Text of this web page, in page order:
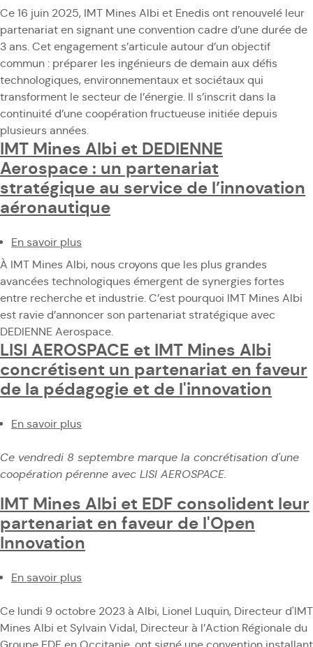
de
demain
avec
les
entreprises
d’aujourd’hui
IMT
Mines
Albi
et
Enedis
renouvellent
collaboration
pour
contribuer
à
la
formation
d’un
monde
durable
Ce 16 juin 2025, IMT Mines Albi et Enedis ont renouvelé leur
partenariat en signant une convention cadre d’une durée de
3 ans. Cet engagement s’articule autour d’un objectif
commun : préparer les ingénieurs de demain aux défis
technologiques, environnementaux et sociétaux qui
transforment le secteur de l’énergie. Il s’inscrit dans la
continuité d’une coopération fructueuse initiée depuis
plusieurs années.
IMT Mines Albi et DEDIENNE
Aerospace : un partenariat
stratégique au service de l’innovation
aéronautique
En savoir plus
IMT
Mines
Albi
DEDIENNE
Aerospace
:
un
partenariat
de
l’innovation
aéronautique
À IMT Mines Albi, nous croyons que les plus grandes
avancées technologiques émergent de synergies fortes
entre recherche et industrie. C’est pourquoi IMT Mines Albi
est ravie d’annoncer son partenariat stratégique avec
DEDIENNE Aerospace.
LISI AEROSPACE et IMT Mines Albi
concrétisent un partenariat en faveur
de la pédagogie et de l'innovation
En savoir plus
AEROSPACE
et
Mines
Albi
concrétisent
faveur
de
la
Ce vendredi 8 septembre marque la concrétisation d'une
coopération pérenne avec LISI AEROSPACE.
IMT Mines Albi et EDF consolident leur
partenariat en faveur de l'Open
Innovation
En savoir plus
Mines
Albi
Ce lundi 9 octobre 2023 à Albi, Lionel Luquin, Directeur d'IMT
Mines Albi et Sylvain Vidal, Directeur à l’Action Régionale du